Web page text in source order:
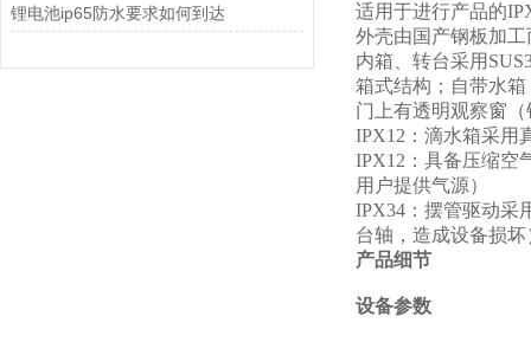
锂电池ip65防水要求如何到达
适用于进行产品的
外壳由国产钢板加
内箱、转台采用
箱式结构；自带水
门上有透明观察窗
IPX12 ：滴水箱采
IPX12 ：具备压缩
用户提供气源）
IPX34 ：摆管驱动
台轴，造成设备损坏
产品细节
设备参数